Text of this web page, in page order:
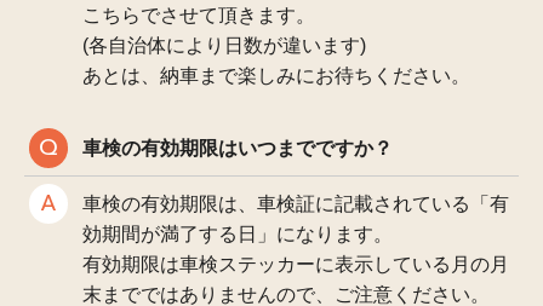
こちらでさせて頂きます。
(各自治体により日数が違います)
あとは、納車まで楽しみにお待ちください。
車検の有効期限はいつまでですか？
車検の有効期限は、車検証に記載されている「有
効期間が満了する日」になります。
有効期限は車検ステッカーに表示している月の月
末までではありませんので、ご注意ください。